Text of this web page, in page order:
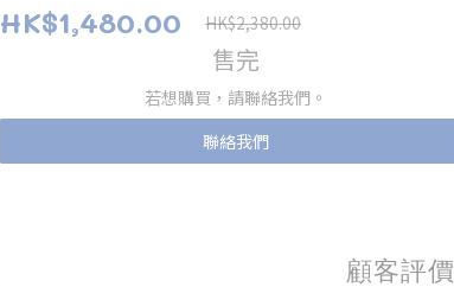
HK$1,480.00 HK$2,380.00
售完
若想購買，請聯絡我們。
聯絡我們
顧客評價